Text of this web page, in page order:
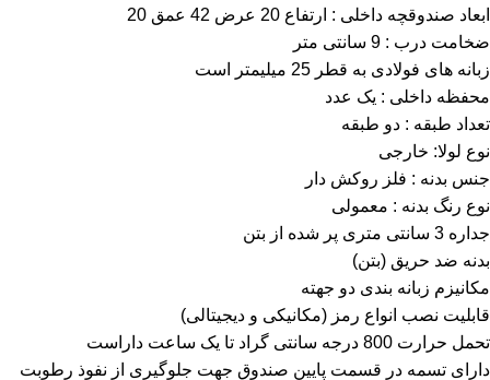
ابعاد صندوقچه داخلی : ارتفاع 20 عرض 42 عمق 20
ضخامت درب : 9 سانتی متر
زبانه های فولادی به قطر 25 میلیمتر است
محفظه داخلی : یک عدد
تعداد طبقه : دو طبقه
نوع لولا: خارجی
جنس بدنه : فلز روکش دار
نوع رنگ بدنه : معمولی
جداره 3 سانتی متری پر شده از بتن
بدنه ضد حریق (بتن)
مکانیزم زبانه بندی دو جهته
قابلیت نصب انواع رمز (مکانیکی و دیجیتالی)
تحمل حرارت 800 درجه سانتی گراد تا یک ساعت داراست
دارای تسمه در قسمت پایین صندوق جهت جلوگیری از نفوذ رطوبت